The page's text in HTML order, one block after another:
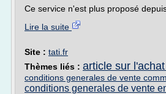
Ce service n'est plus proposé
Lire la suite
Site : tati.fr
Thèmes liés : article sur
conditions generales de vente
conditions generales de vente